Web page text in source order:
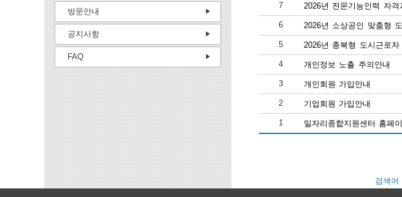
7 2026년 전문기능인력 자
6 2026년 소상공인 맞춤형
5 2026년 충북형 도시근로자
4 개인정보 노출 주의안내
3 개인회원 가입안내
2 기업회원 가입안내
1 일자리종합지원센터 홈페
검색어
방문안내
공지사항
FAQ